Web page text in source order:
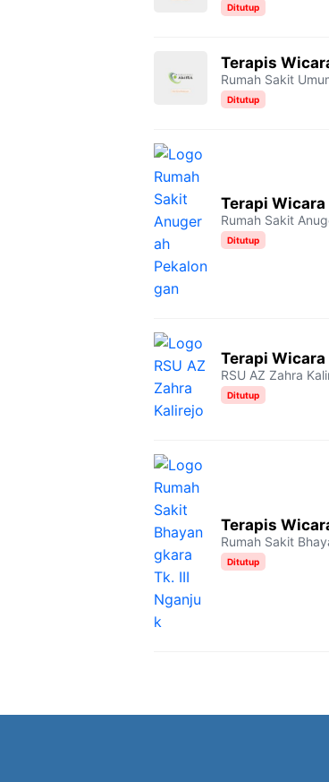
Ditutup
Terapis
Rumah Sakit
Ditutup
Terapi Wicara
Rumah Sakit
Ditutup
Terapi Wicara
RSU AZ Zahra
Ditutup
Terapis
Rumah Sakit
Ditutup